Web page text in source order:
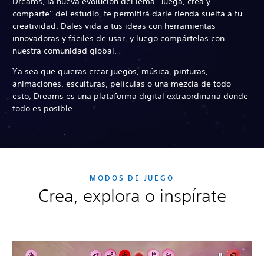
comparte'' del estudio, te permitirá darle rienda suelta a tu
creatividad. Dales vida a tus ideas con herramientas
innovadoras y fáciles de usar, y luego compártelas con
nuestra comunidad global.
Ya sea que quieras crear juegos, música, pinturas,
animaciones, esculturas, películas o una mezcla de todo
esto, Dreams es una plataforma digital extraordinaria donde
todo es posible.
MODOS DE JUEGO
Crea, explora o inspírate